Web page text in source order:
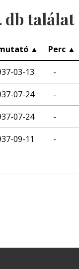
db találat
▲ Perc ▲
03-13 -
07-24 -
07-24 -
09-11 -